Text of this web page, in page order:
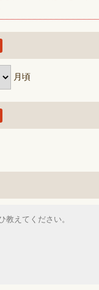
月頃